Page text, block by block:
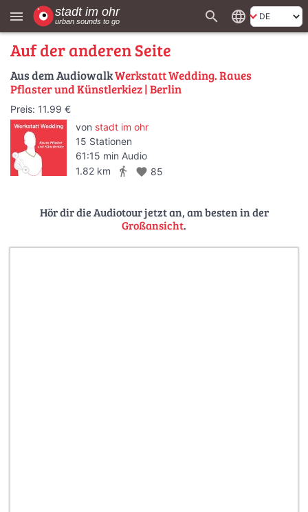
menu search language
Auf der anderen Seite
Aus dem AudiowalkWerkstatt Wedding. Raues
Pflaster und Künstlerkiez | Berlin
Preis: 11.99 €
von stadt im ohr
15 Stationen
61:15 min Audio
1.82 km
directions_walk favorite 85
Hör dir die Audiotour jetzt an, am besten in der
Großansicht.